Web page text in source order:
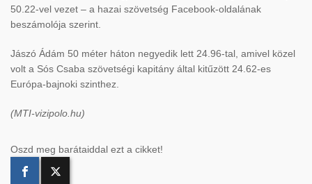
50.22-vel vezet – a hazai szövetség Facebook-oldalának
beszámolója szerint.
Jászó Ádám 50 méter háton negyedik lett 24.96-tal, amivel közel
volt a Sós Csaba szövetségi kapitány által kitűzött 24.62-es
Európa-bajnoki szinthez.
(MTI-vizipolo.hu)
Oszd meg barátaiddal ezt a cikket!